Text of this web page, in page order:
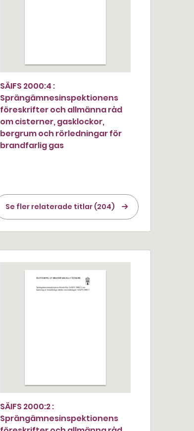
SÄIFS 2000:4 :
Sprängämnesinspektionens
föreskrifter och allmänna råd
om cisterner, gasklockor,
bergrum och rörledningar för
brandfarlig gas
Se fler relaterade titlar (204)
SÄIFS 2000:2 :
Sprängämnesinspektionens